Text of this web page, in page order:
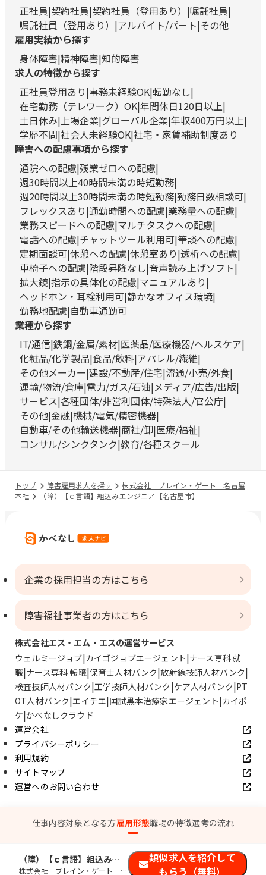
仕事内容対象となる方雇用形態職場の特徴選考の流れ
正社員 契約社員 契約社員（登用あり）
嘱託社員
嘱託社員（登用あり）
アルバイト/パート その他
雇用実績から探す
身体障害 精神障害 知的障害
求人の特徴から探す
正社員登用あり 事務未経験OK 転勤なし
在宅勤務（テレワーク）OK 年間休日120日以上
土日休み 上場企業 グローバル企業 年収400万円以上
学歴不問 社会人未経験OK 社宅・家賃補助制度あり
障害への配慮事項から探す
通院への配慮 残業ゼロへの配慮
週30時間以上40時間未満の時短勤務
週20時間以上30時間未満の時短勤務 勤務日数相談可
フレックスあり 通勤時間への配慮 業務量への配慮
業務スピードへの配慮 マルチタスクへの配慮
電話への配慮 チャットツール利用可 筆談への配慮
定期面談可 休憩への配慮 休憩室あり 透析への配慮
車椅子への配慮 階段昇降なし 音声読み上げソフト
拡大鏡 指示の具体化の配慮 マニュアルあり
ヘッドホン・耳栓利用可 静かなオフィス環境
勤務地配慮 自動車通勤可
業種から探す
IT/通信 鉄鋼/金属/素材 医薬品/医療機器/ヘルスケア
化粧品/化学製品 食品/飲料 アパレル/繊維
その他メーカー 建設/不動産/住宅 流通/小売/外食
運輸/物流/倉庫 電力/ガス/石油 メディア/広告/出版
サービス 各種団体/非営利団体/特殊法人/官公庁
その他 金融 機械/電気/精密機器
自動車/その他輸送機器 商社/卸 医療/福祉
コンサル/シンクタンク 教育/各種スクール
トップ 障害雇用求人を探す
株式会社 ブレイン・ゲート 名古屋
本社
（障）【ｃ言語】組込みエンジニア【名古屋市】
（障）【ｃ言語】組込みエンジニア【名古屋市】
株式会社 ブレイン・ゲート 名古屋本社
類似求人を紹介して
もらう（無料）
企業の採用担当の方はこちら
障害福祉事業者の方はこちら
株式会社エス・エム・エスの運営サービス
ウェルミージョブ カイゴジョブエージェント ナース専科 就
職 ナース専科 転職 保育士人材バンク 放射線技師人材バンク
検査技師人材バンク 工学技師人材バンク ケア人材バンク PT
OT人材バンク エイチエ 国試黒本治療家エージェント カイポ
ケ かべなしクラウド
運営会社
プライバシーポリシー
利用規約
サイトマップ
運営へのお問い合わせ